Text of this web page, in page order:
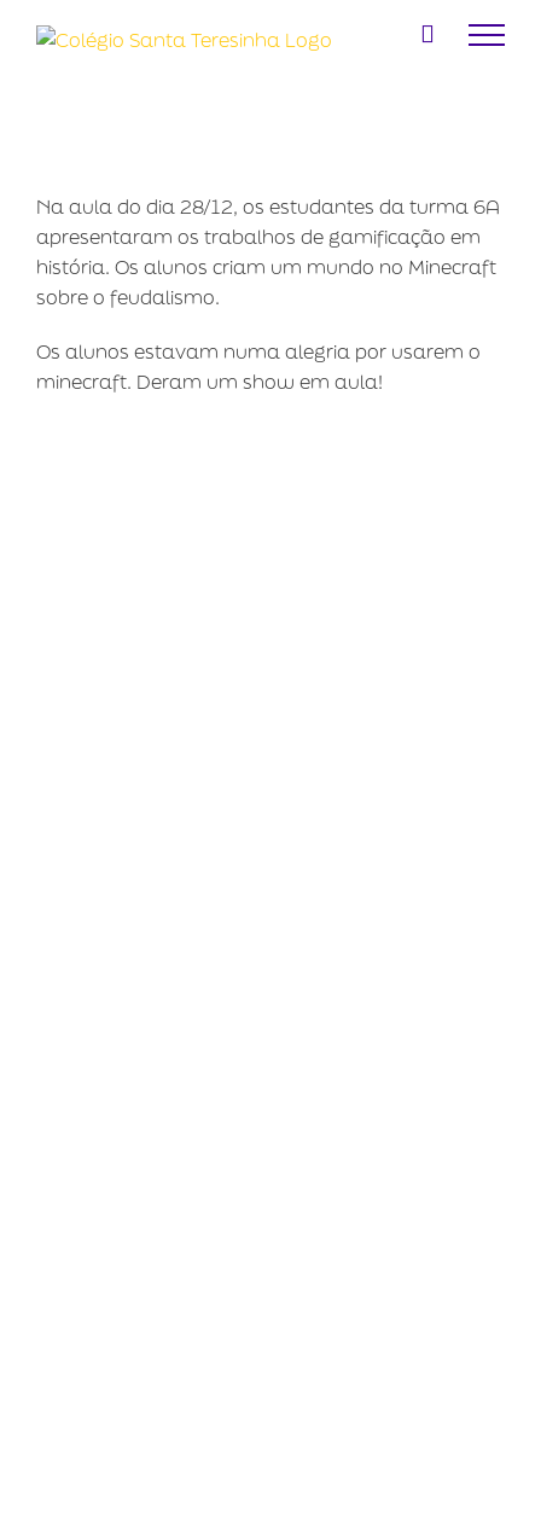
para
Na aula do dia 28/12, os estudantes da turma 6A
apresentaram os trabalhos de gamificação em
história. Os alunos criam um mundo no Minecraft
sobre o feudalismo.
Os alunos estavam numa alegria por usarem o
minecraft. Deram um show em aula!